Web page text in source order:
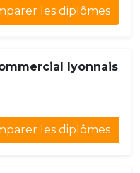
les diplômes
lyonnais
les diplômes